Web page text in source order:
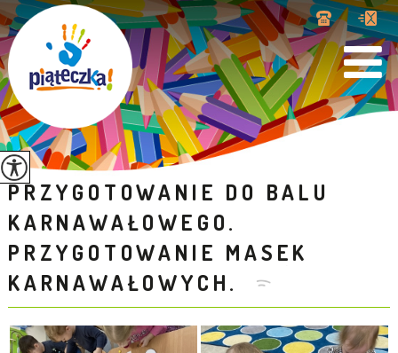
PRZYGOTOWANIE DO BALU
KARNAWAŁOWEGO.
PRZYGOTOWANIE MASEK
KARNAWAŁOWYCH.